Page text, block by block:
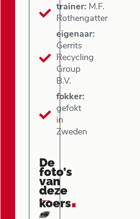
trainer: M.F.
Rothengatter
eigenaar:
Gerrits
Recycling
Group
B.V.
fokker:
gefokt
in
Zweden
De
foto's
van
deze
koers.